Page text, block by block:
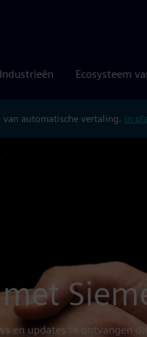
Industrieën Ecosysteem
automatische vertaling. In
en updates te ontvangen